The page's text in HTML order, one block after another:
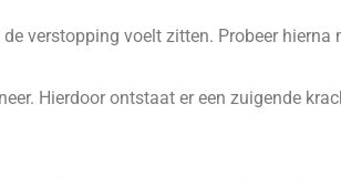
verstopping voelt zitten. Probeer
Hierdoor ontstaat er een zuigende